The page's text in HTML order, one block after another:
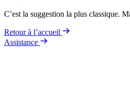
C’est la suggestion la plus classique.
Retour à l’accueil
Assistance